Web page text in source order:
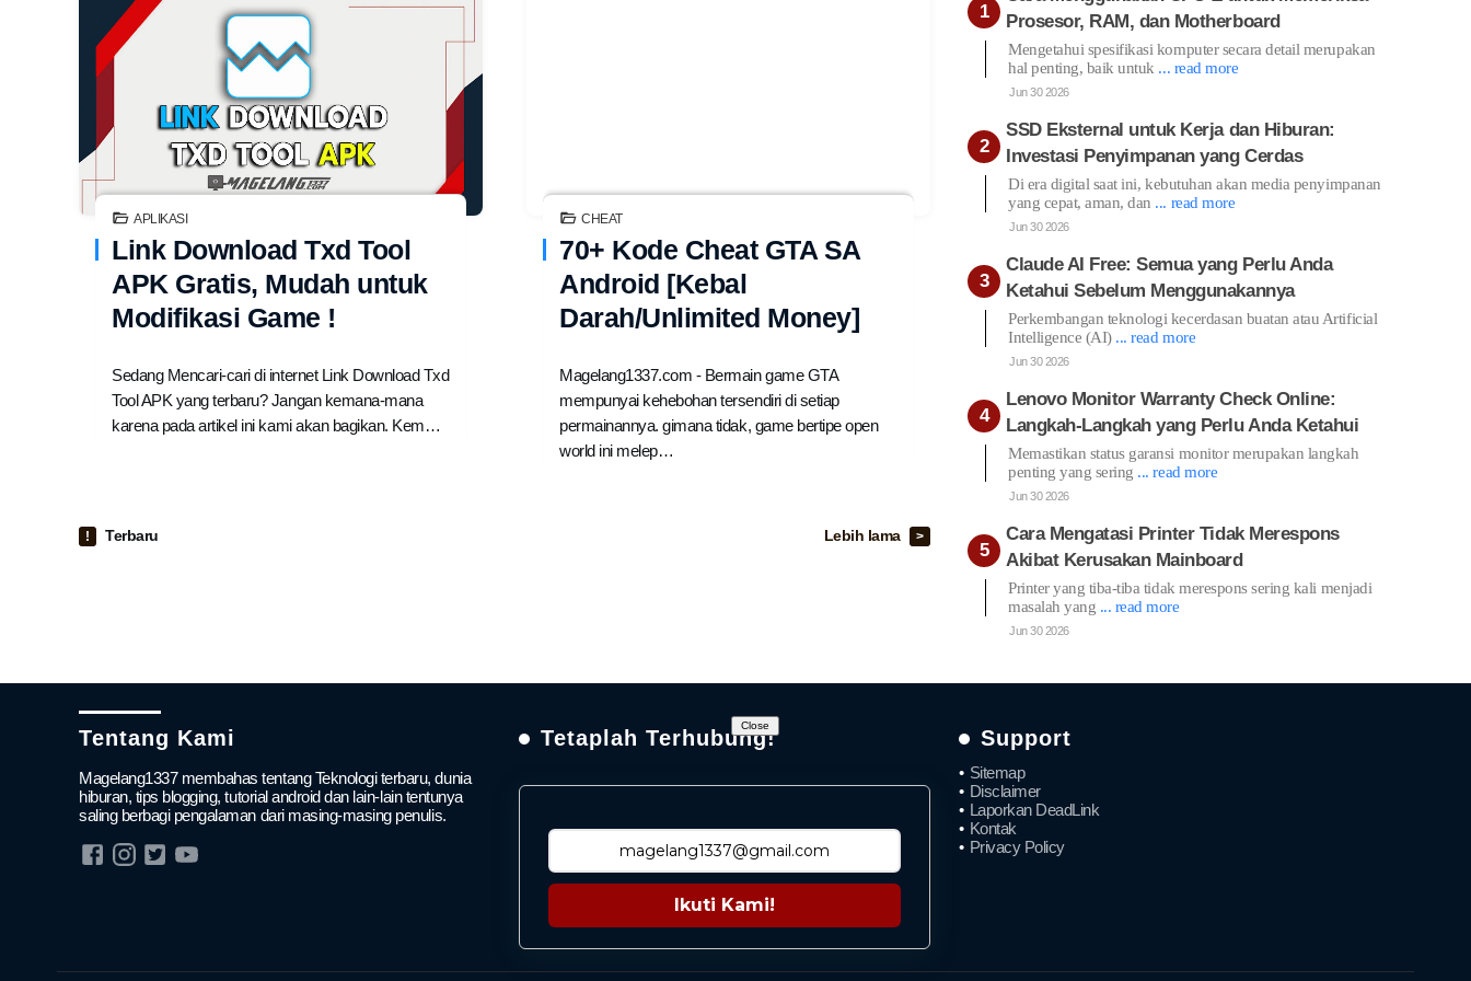
Link Download Txd Tool
APK Gratis, Mudah untuk
Modifikasi Game !
Sedang Mencari-cari di internet Link Download Txd
Tool APK yang terbaru? Jangan kemana-mana
karena pada artikel ini kami akan bagikan. Kem…
APLIKASI
70+ Kode Cheat GTA SA
Android [Kebal
Darah/Unlimited Money]
Magelang1337.com - Bermain game GTA
mempunyai kehebohan tersendiri di setiap
permainannya. gimana tidak, game bertipe open
world ini melep…
CHEAT
Terbaru Lebih lama
Prosesor, RAM, dan Motherboard
Mengetahui spesifikasi komputer secara detail merupakan
hal penting, baik untuk ... read more
Jun 30 2026
SSD Eksternal untuk Kerja dan Hiburan:
Investasi Penyimpanan yang Cerdas
Di era digital saat ini, kebutuhan akan media penyimpanan
yang cepat, aman, dan ... read more
Jun 30 2026
Claude AI Free: Semua yang Perlu Anda
Ketahui Sebelum Menggunakannya
Perkembangan teknologi kecerdasan buatan atau Artificial
Intelligence (AI) ... read more
Jun 30 2026
Lenovo Monitor Warranty Check Online:
Langkah-Langkah yang Perlu Anda Ketahui
Memastikan status garansi monitor merupakan langkah
penting yang sering ... read more
Jun 30 2026
Cara Mengatasi Printer Tidak Merespons
Akibat Kerusakan Mainboard
Printer yang tiba-tiba tidak merespons sering kali menjadi
masalah yang ... read more
Jun 30 2026
Tentang Kami
Magelang1337 membahas tentang Teknologi terbaru, dunia
hiburan, tips blogging, tutorial android dan lain-lain tentunya
saling berbagi pengalaman dari masing-masing penulis.
Tetaplah Terhubung!
Ikuti Kami!
Support
Sitemap
Disclaimer
Laporkan DeadLink
Kontak
Privacy Policy
Close